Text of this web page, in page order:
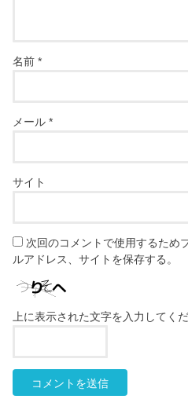
名前*
メール*
サイト
次回のコメントで使用するため
ルアドレス、サイトを保存する。
上に表示された文字を入力してくだ